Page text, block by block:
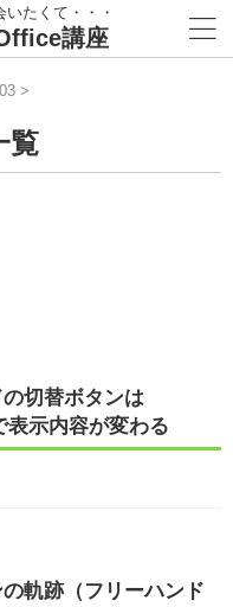
たくて・・・
講座
>
覧
切替ボタンは
表示内容が変わる
軌跡（フリーハンド